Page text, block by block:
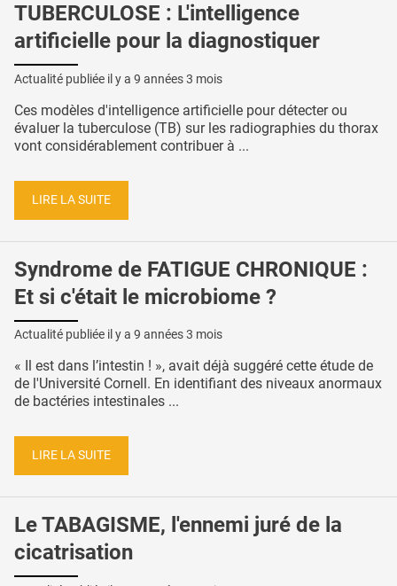
TUBERCULOSE : L'intelligence
artificielle pour la diagnostiquer
Actualité publiée il y a 9 années 3 mois
Ces modèles d'intelligence artificielle pour détecter ou
évaluer la tuberculose (TB) sur les radiographies du thorax
vont considérablement contribuer à ...
LIRE LA SUITE
Syndrome de FATIGUE CHRONIQUE :
Et si c'était le microbiome ?
Actualité publiée il y a 9 années 3 mois
« Il est dans l’intestin ! », avait déjà suggéré cette étude de
de l'Université Cornell. En identifiant des niveaux anormaux
de bactéries intestinales ...
LIRE LA SUITE
Le TABAGISME, l'ennemi juré de la
cicatrisation